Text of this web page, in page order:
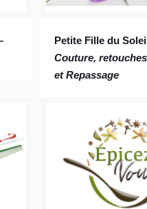
Petite Fille du
Couture,
et Repassage